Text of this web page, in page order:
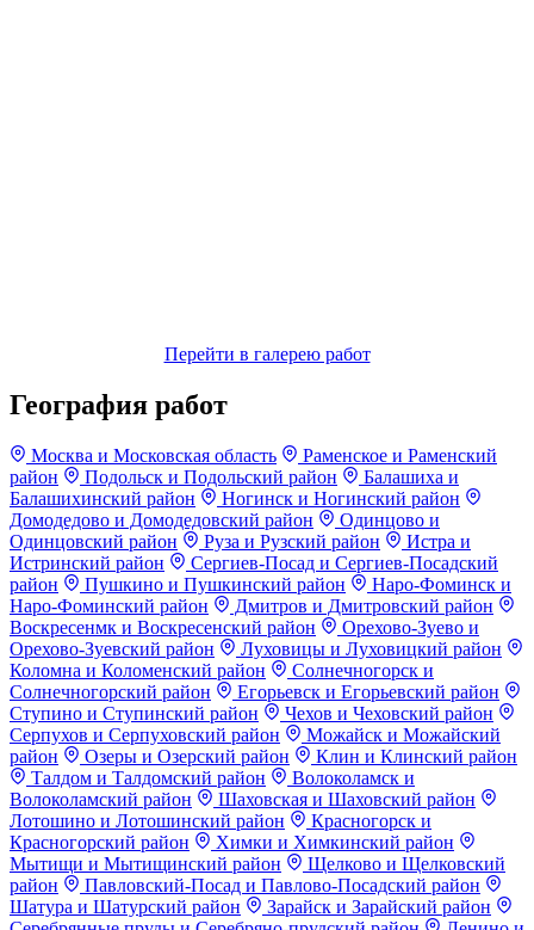
Перейти в галерею работ
География работ
Москва и Московская область
Раменское и Раменский
район
Подольск и Подольский район
Балашиха и
Балашихинский район
Ногинск и Ногинский район
Домодедово и Домодедовский район
Одинцово и
Одинцовский район
Руза и Рузский район
Истра и
Истринский район
Сергиев-Посад и Сергиев-Посадский
район
Пушкино и Пушкинский район
Наро-Фоминск и
Наро-Фоминский район
Дмитров и Дмитровский район
Воскресенмк и Воскресенский район
Орехово-Зуево и
Орехово-Зуевский район
Луховицы и Луховицкий район
Коломна и Коломенский район
Солнечногорск и
Солнечногорский район
Егорьевск и Егорьевский район
Ступино и Ступинский район
Чехов и Чеховский район
Серпухов и Серпуховский район
Можайск и Можайский
район
Озеры и Озерский район
Клин и Клинский район
Талдом и Талдомский район
Волоколамск и
Волоколамский район
Шаховская и Шаховский район
Лотошино и Лотошинский район
Красногорск и
Красногорский район
Химки и Химкинский район
Мытищи и Мытищинский район
Щелково и Щелковский
район
Павловский-Посад и Павлово-Посадский район
Шатура и Шатурский район
Зарайск и Зарайский район